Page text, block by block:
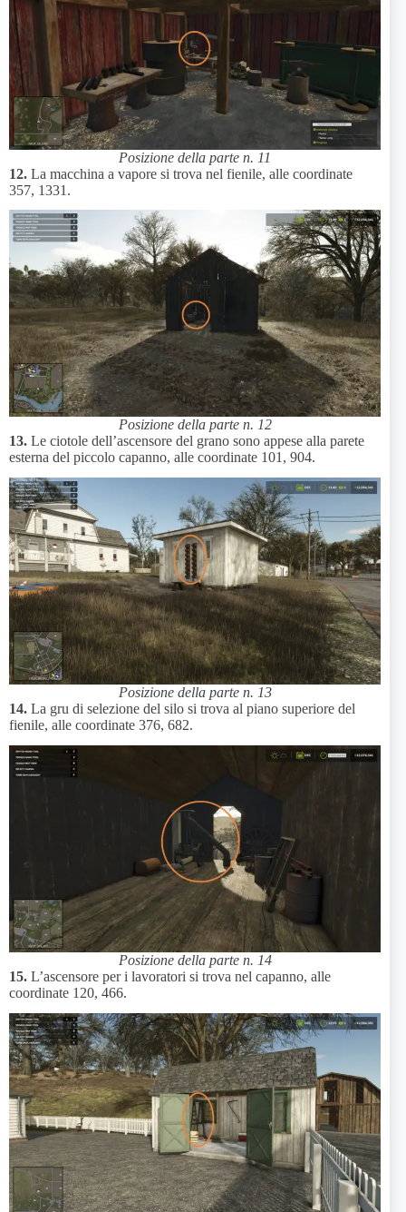
Posizione della parte n. 11
12. La macchina a vapore si trova nel fienile, alle coordinate
357, 1331.
Posizione della parte n. 12
13. Le ciotole dell’ascensore del grano sono appese alla parete
esterna del piccolo capanno, alle coordinate 101, 904.
Posizione della parte n. 13
14. La gru di selezione del silo si trova al piano superiore del
fienile, alle coordinate 376, 682.
Posizione della parte n. 14
15. L’ascensore per i lavoratori si trova nel capanno, alle
coordinate 120, 466.